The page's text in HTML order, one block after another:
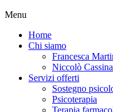
Menu
Home
Chi siamo
Francesca
Niccolò Cassina
Servizi offerti
Sostegno
Psicoterapia
Terapia